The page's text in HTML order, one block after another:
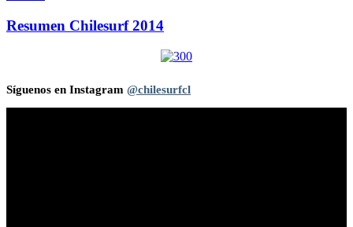
Resumen Chilesurf 2014
Síguenos en Instagram @chilesurfcl